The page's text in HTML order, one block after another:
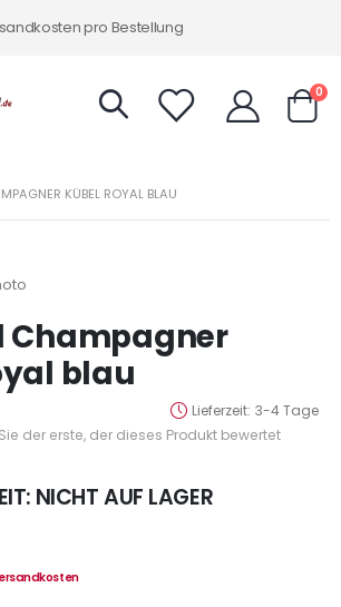
pro Bestellung
0
KÜBEL ROYAL BLAU
Champagner
blau
Lieferzeit 3-4 Tage
der erste, der dieses Produkt bewertet
NICHT AUF LAGER